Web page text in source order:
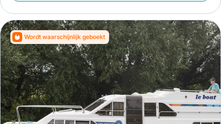
Wordt waarschijnlijk geboekt